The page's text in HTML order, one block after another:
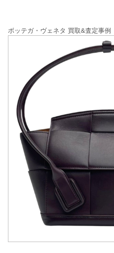
ボッテガ・ヴェネタ 買取&査定事例